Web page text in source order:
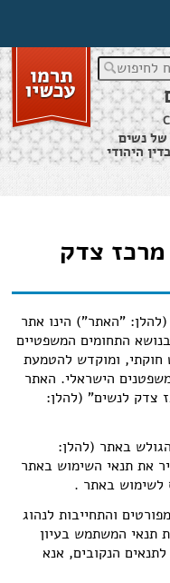
נשים
היהודי
צדק
"האתר") הינו אתר
התחומים המשפטיים
חוקתי, ומוקדש להטמעת
הישראלי. האתר
צדק לנשים" (להלן:
באתר (להלן:
את תנאי השימוש באתר
לשימוש באתר .
והתחייבות לנהוג
תנאי המשתמש בעיון
הנקובים, אנא